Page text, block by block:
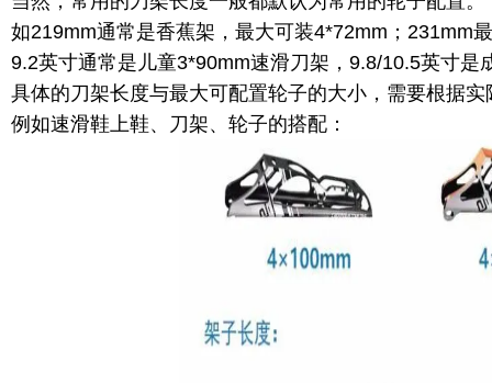
如219mm通常是香蕉架，最大可装4*72mm；231mm
9.2英寸通常是儿童3*90mm速滑刀架，9.8/10.5英寸是
具体的刀架长度与最大可配置轮子的大小，需要根据
例如速滑鞋上鞋、刀架、轮子的搭配：